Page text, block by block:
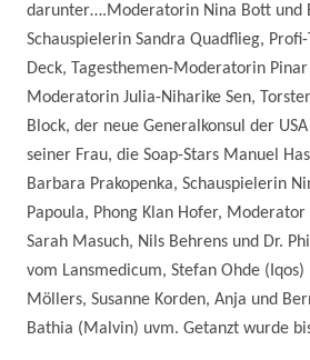
darunter….Moderatorin Nina Bott und
Schauspielerin Sandra Quadflieg,
Deck, Tagesthemen-Moderatorin
Moderatorin Julia-Niharike Sen,
Block, der neue Generalkonsul der
seiner Frau, die Soap-Stars Manuel
Barbara Prakopenka, Schauspielerin
Papoula, Phong Klan Hofer,
Sarah Masuch, Nils Behrens und Dr.
vom Lansmedicum, Stefan Ohde
Möllers, Susanne Korden, Anja und
Bathia (Malvin) uvm. Getanzt wurde